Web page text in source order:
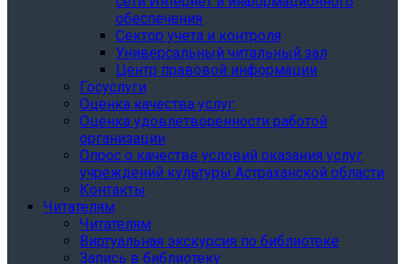
обеспечения
Сектор учета и контроля
Универсальный читальный зал
Центр правовой информации
Госуслуги
Оценка качества услуг
Оценка удовлетворенности работой
организации
Опрос о качестве условий оказания услуг
учреждений культуры Астраханской области
Контакты
Читателям
Читателям
Виртуальная экскурсия по библиотеке
Запись в библиотеку